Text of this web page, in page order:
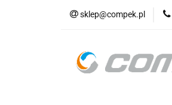
sklep@compek.pl